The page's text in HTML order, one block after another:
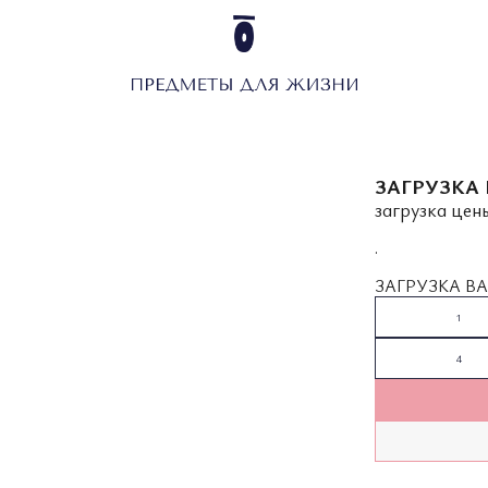
ЗАГРУЗКА
загрузка
.
ЗАГРУЗКА
1
4